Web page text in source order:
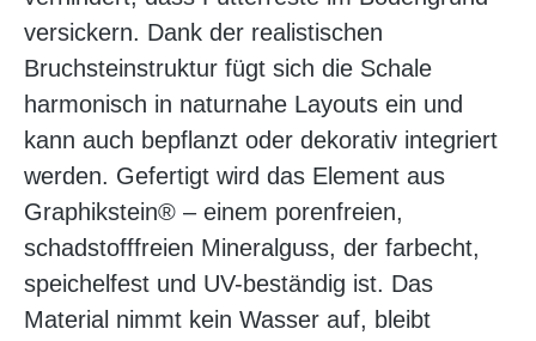
versickern. Dank der realistischen
Bruchsteinstruktur fügt sich die Schale
harmonisch in naturnahe Layouts ein und
kann auch bepflanzt oder dekorativ integriert
werden. Gefertigt wird das Element aus
Graphikstein® – einem porenfreien,
schadstofffreien Mineralguss, der farbecht,
speichelfest und UV-beständig ist. Das
Material nimmt kein Wasser auf, bleibt